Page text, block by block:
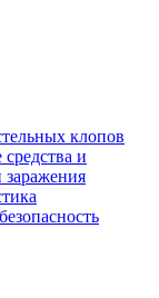
клопов
и